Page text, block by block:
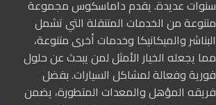
سنوات عديدة. يقدم داماسكوس مجموعة
متنوعة من الخدمات المتنقلة التي تشمل
البناشر والميكانيكا وخدمات أخرى متنوعة،
مما يجعله الخيار الأمثل لمن يبحث عن حلول
فورية وفعالة لمشاكل السيارات. بفضل
فريقه المؤهل والمعدات المتطورة، يضمن